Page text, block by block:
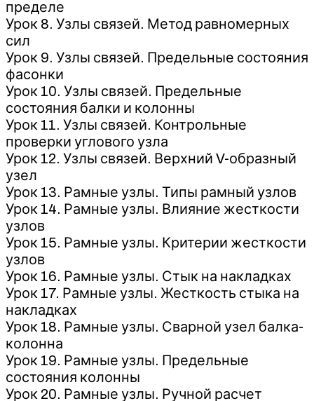
пределе
Урок 8. Узлы связей. Метод равномерных
сил
Урок 9. Узлы связей. Предельные состояния
фасонки
Урок 10. Узлы связей. Предельные
состояния балки и колонны
Урок 11. Узлы связей. Контрольные
проверки углового узла
Урок 12. Узлы связей. Верхний V-образный
узел
Урок 13. Рамные узлы. Типы рамный узлов
Урок 14. Рамные узлы. Влияние жесткости
узлов
Урок 15. Рамные узлы. Критерии жесткости
узлов
Урок 16. Рамные узлы. Стык на накладках
Урок 17. Рамные узлы. Жесткость стыка на
накладках
Урок 18. Рамные узлы. Сварной узел балка-
колонна
Урок 19. Рамные узлы. Предельные
состояния колонны
Урок 20. Рамные узлы. Ручной расчет